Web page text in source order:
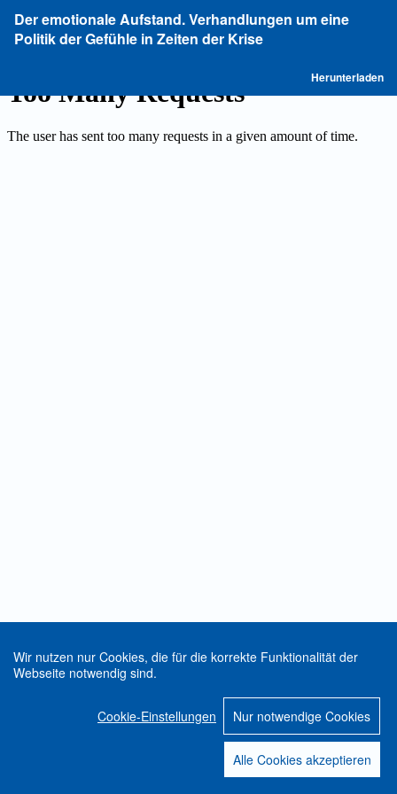
Wir nutzen nur Cookies, die für die korrekte Funktionalität der
Webseite notwendig sind.
Cookie-Einstellungen Nur notwendige Cookies
Alle Cookies akzeptieren
Artikeldetails
zurückkehren
Der emotionale Aufstand. Verhandlungen um eine
Politik der Gefühle in Zeiten der Krise
Herunterladen